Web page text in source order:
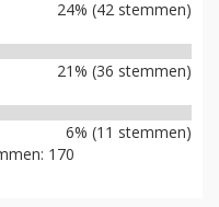
24% (42 stemmen)
21% (36 stemmen)
6% (11 stemmen)
170